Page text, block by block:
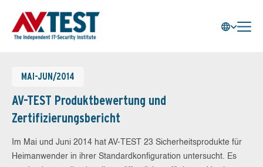
MAI-JUN/2014
AV-TEST Produktbewertung und
Zertifizierungsbericht
Im Mai und Juni 2014 hat AV-TEST 23 Sicherheitsprodukte für
Heimanwender in ihrer Standardkonfiguration untersucht. Es